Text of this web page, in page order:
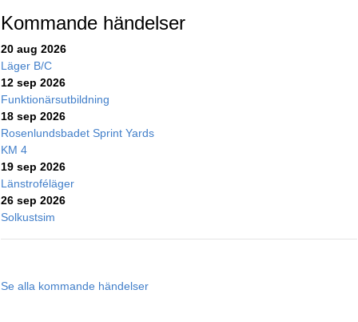
Kommande händelser
20 aug 2026
Läger B/C
12 sep 2026
Funktionärsutbildning
18 sep 2026
Rosenlundsbadet Sprint Yards
KM 4
19 sep 2026
Länstroféläger
26 sep 2026
Solkustsim
Se alla kommande händelser